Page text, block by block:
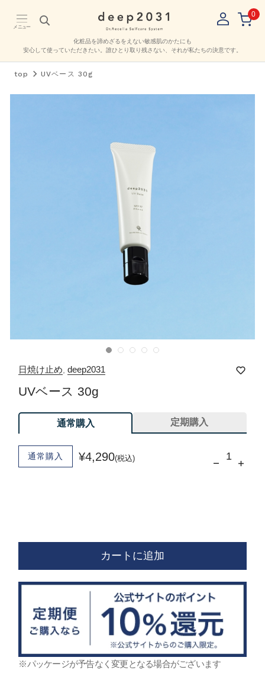
メニュー
0
化粧品を諦めざるをえない敏感肌のかたにも
安心して使っていただきたい。 誰ひとり取り残さない、それが私たちの決意です。
top UVベース 30g
日焼け止め ,deep2031
UVベース 30g
通常購入 定期購入
通常購入 ¥4,290(税込)
カートに追加
※パッケージが予告なく変更となる場合がございます